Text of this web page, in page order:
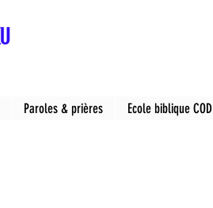
Paroles & prières Ecole biblique COD